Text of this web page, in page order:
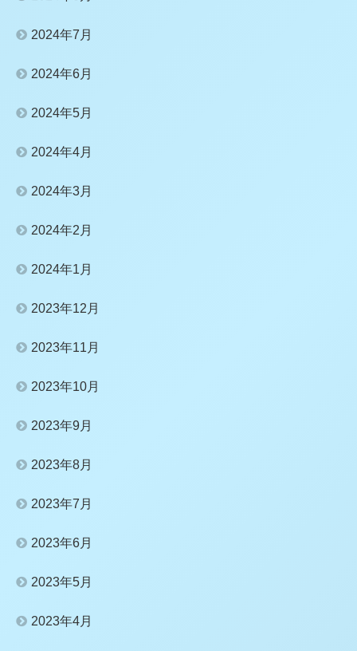
2024年7月
2024年6月
2024年5月
2024年4月
2024年3月
2024年2月
2024年1月
2023年12月
2023年11月
2023年10月
2023年9月
2023年8月
2023年7月
2023年6月
2023年5月
2023年4月